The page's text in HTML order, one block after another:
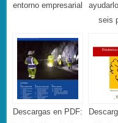
entorno empresarial
seis
Descargas en PDF: